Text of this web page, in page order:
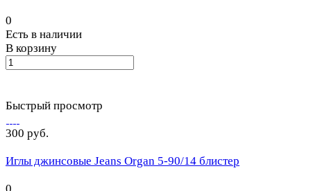
0
Есть в наличии
В корзину
Быстрый просмотр
300 руб.
Иглы джинсовые Jeans Organ 5-90/14 блистер
0